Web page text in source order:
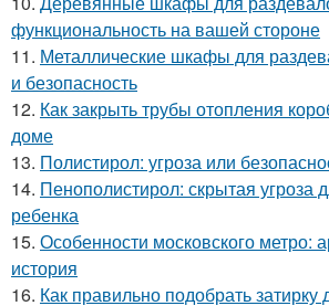
функциональность на вашей стороне
11. Металлические шкафы для
и безопасность
12. Как закрыть трубы отопления
доме
13. Полистирол: угроза или
14. Пенополистирол: скрытая угроза
ребенка
15. Особенности московского метро:
история
16. Как правильно подобрать затирку